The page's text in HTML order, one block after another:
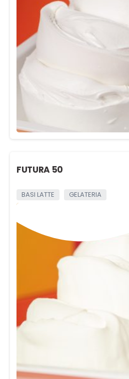
FUTURA 50
BASI LATTE GELATERIA